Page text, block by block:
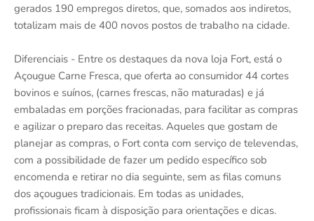
gerados 190 empregos diretos, que, somados aos indiretos,
totalizam mais de 400 novos postos de trabalho na cidade.
Diferenciais - Entre os destaques da nova loja Fort, está o
Açougue Carne Fresca, que oferta ao consumidor 44 cortes
bovinos e suínos, (carnes frescas, não maturadas) e já
embaladas em porções fracionadas, para facilitar as compras
e agilizar o preparo das receitas. Aqueles que gostam de
planejar as compras, o Fort conta com serviço de televendas,
com a possibilidade de fazer um pedido específico sob
encomenda e retirar no dia seguinte, sem as filas comuns
dos açougues tradicionais. Em todas as unidades,
profissionais ficam à disposição para orientações e dicas.